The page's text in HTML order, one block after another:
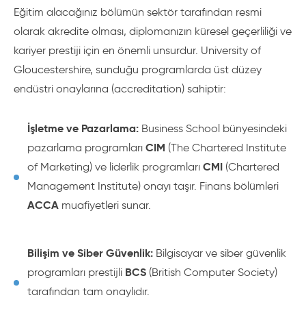
Eğitim alacağınız bölümün sektör tarafından resmi
olarak akredite olması, diplomanızın küresel geçerliliği ve
kariyer prestiji için en önemli unsurdur. University of
Gloucestershire, sunduğu programlarda üst düzey
endüstri onaylarına (accreditation) sahiptir:
İşletme ve Pazarlama: Business School bünyesindeki
pazarlama programları CIM (The Chartered Institute
of Marketing) ve liderlik programları CMI (Chartered
Management Institute) onayı taşır. Finans bölümleri
ACCA muafiyetleri sunar.
Bilişim ve Siber Güvenlik: Bilgisayar ve siber güvenlik
programları prestijli BCS (British Computer Society)
tarafından tam onaylıdır.